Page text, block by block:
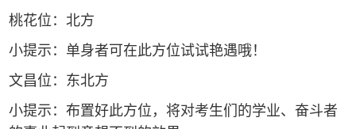
桃花位：北方
小提示：单身者可在此方位试试艳遇哦！
文昌位：东北方
小提示：布置好此方位，将对考生们的学业、奋斗者